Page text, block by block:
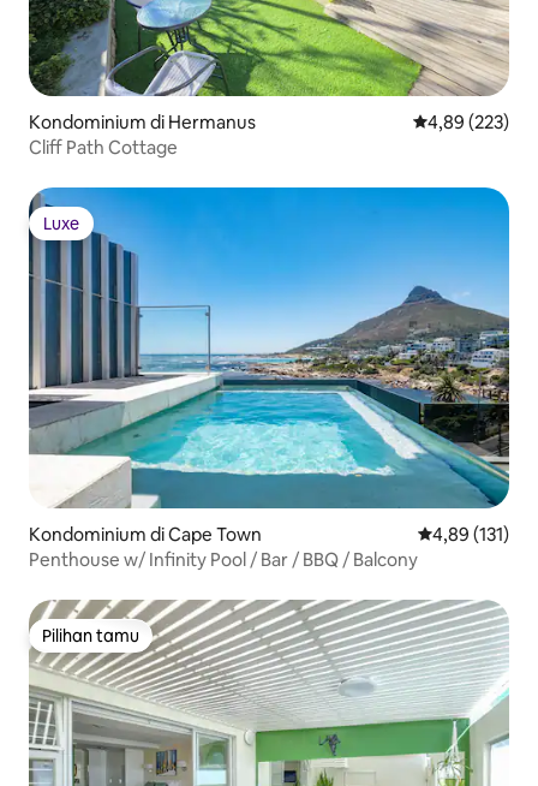
Kondominium di Hermanus Nilai rata-rata
4,89 (223)
Cliff Path Cottage
Luxe
Luxe
Kondominium di Cape Town Nilai rata-rata
4,89 (131)
Penthouse w/ Infinity Pool / Bar / BBQ / Balcony
Pilihan tamu
Pilihan tamu